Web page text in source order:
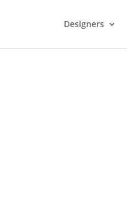
Designers